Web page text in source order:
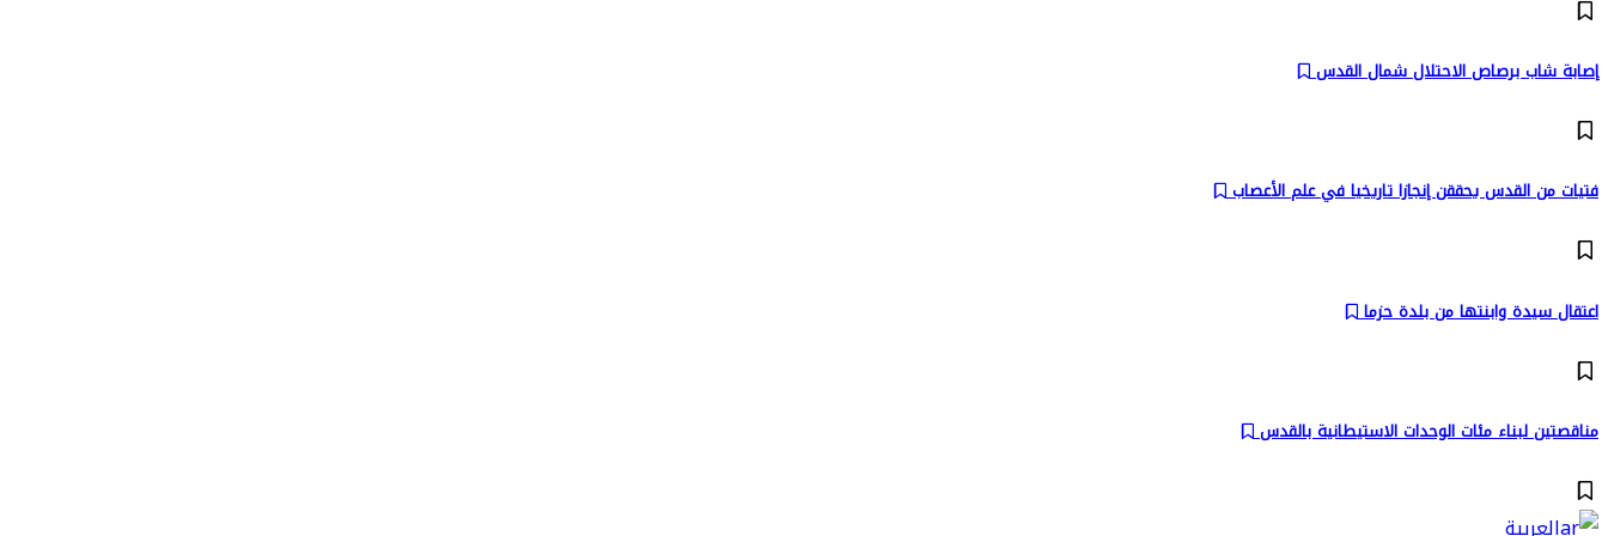
إصابة شاب برصاص الاحتلال شمال القدس
فتيات من القدس يحققن إنجازا تاريخيا في علم الأعصاب
اعتقال سيدة وابنتها من بلدة حزما
مناقصتين لبناء مئات الوحدات الاستيطانية بالقدس
العربية